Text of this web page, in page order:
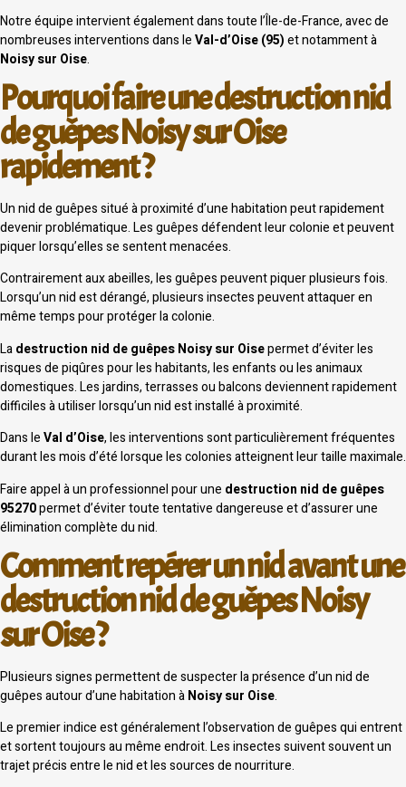
Notre équipe intervient également dans toute l’Île-de-France, avec de
nombreuses interventions dans leVal-d’Oise (95)et notamment à
Noisy sur Oise.
Pourquoi faire une destruction nid
de guêpes Noisy sur Oise
rapidement ?
Un nid de guêpes situé à proximité d’une habitation peut rapidement
devenir problématique. Les guêpes défendent leur colonie et peuvent
piquer lorsqu’elles se sentent menacées.
Contrairement aux abeilles, les guêpes peuvent piquer plusieurs fois.
Lorsqu’un nid est dérangé, plusieurs insectes peuvent attaquer en
même temps pour protéger la colonie.
Ladestruction nid de guêpes Noisy sur Oisepermet d’éviter les
risques de piqûres pour les habitants, les enfants ou les animaux
domestiques. Les jardins, terrasses ou balcons deviennent rapidement
difficiles à utiliser lorsqu’un nid est installé à proximité.
Dans leVal d’Oise, les interventions sont particulièrement fréquentes
durant les mois d’été lorsque les colonies atteignent leur taille maximale.
Faire appel à un professionnel pour une destruction nid de guêpes
95270permet d’éviter toute tentative dangereuse et d’assurer une
élimination complète du nid.
Comment repérer un nid avant une
destruction nid de guêpes Noisy
sur Oise ?
Plusieurs signes permettent de suspecter la présence d’un nid de
guêpes autour d’une habitation àNoisy sur Oise.
Le premier indice est généralement l’observation de guêpes qui entrent
et sortent toujours au même endroit. Les insectes suivent souvent un
trajet précis entre le nid et les sources de nourriture.